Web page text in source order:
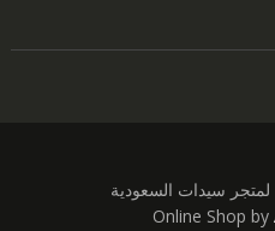
سيدات السعودية
Online Shop by